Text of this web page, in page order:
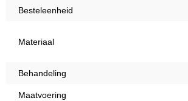
Besteleenheid
Materiaal
Behandeling
Maatvoering